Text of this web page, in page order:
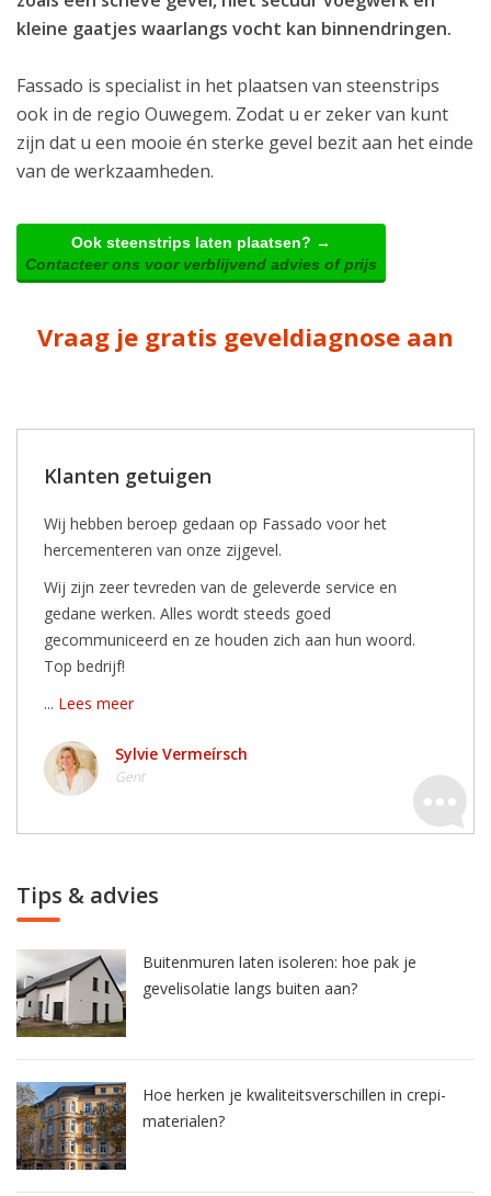
kleine gaatjes waarlangs vocht kan binnendringen.
Fassado is specialist in het plaatsen van steenstrips
ook in de regio Ouwegem. Zodat u er zeker van kunt
zijn dat u een mooie én sterke gevel bezit aan het einde
van de werkzaamheden.
Ook steenstrips laten plaatsen? →
Contacteer ons voor verblijvend advies of prijs
Vraag je gratis geveldiagnose aan
Klanten getuigen
Wij hebben beroep gedaan op Fassado voor het
hercementeren van onze zijgevel.
Wij zijn zeer tevreden van de geleverde service en
gedane werken. Alles wordt steeds goed
gecommuniceerd en ze houden zich aan hun woord.
Top bedrijf!
... Lees meer
Sylvie Vermeírsch
Gent
Tips & advies
Buitenmuren laten isoleren: hoe pak je
gevelisolatie langs buiten aan?
Hoe herken je kwaliteitsverschillen in crepi-
materialen?